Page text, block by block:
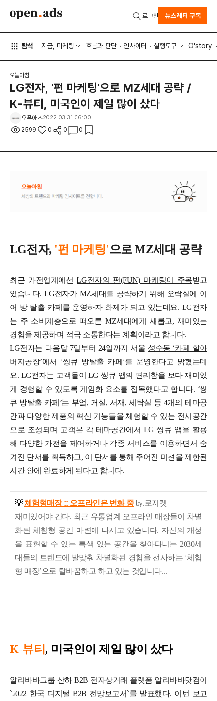
탐색 지금, 마케팅 흐름과 판단 인사이터 실행도구 O'story
로그인 뉴스레터 구독
오늘아침
LG전자, '펀 마케팅'으로 MZ세대 공략 /
K-뷰티, 미국인이 제일 많이 샀다
오픈애즈2022.03.31 06:00
2599 0 0 0
LG전자, '펀 마케팅'으로 MZ세대 공략
최근 가전업계에선LG전자의 펀(FUN) 마케팅이 주목받고
있습니다. LG전자가 MZ세대를 공략하기 위해 오락실에 이
어 방 탈출 카페를 운영하자 화제가 되고 있는데요. LG전자
는 주 소비계층으로 떠오른 MZ세대에게 새롭고, 재미있는
경험을 제공하며 적극 소통한다는 계획이라고 합니다.
LG전자는 다음달 7일부터 24일까지 서울 성수동 ‘카페 할아
버지공장’에서 ‘씽큐 방탈출 카페’를 운영한다고 밝혔는데
요. LG전자는 고객들이 LG 씽큐 앱의 편리함을 보다 재미있
게 경험할 수 있도록 게임화 요소를 접목했다고 합니다. ‘씽
큐 방탈출 카페’는 부엌, 거실, 서재, 세탁실 등 4개의 테마공
간과 다양한 제품의 혁신 기능들을 체험할 수 있는 전시공간
으로 조성되며 고객은 각 테마공간에서 LG 씽큐 앱을 활용
해 다양한 가전을 제어하거나 각종 서비스를 이용하면서 숨
겨진 단서를 획득하고, 이 단서를 통해 주어진 미션을 제한된
시간 안에 완료하게 된다고 합니다.
💡체험형매장 :: 오프라인은 변화 중 by.로지켓
재미있어야 간다. 최근 유통업계 오프라인 매장들이 차별
화된 체험형 공간 마련에 나서고 있습니다. 자신의 개성
을 표현할 수 있는 특색 있는 공간을 찾아다니는 2030세
대들의 트렌드에 발맞춰 차별화된 경험을 선사하는 ‘체험
형 매장’으로 탈바꿈하고 하고 있는 것입니다...
K-뷰티 , 미국인이 제일 많이 샀다
알리바바그룹 산하 B2B 전자상거래 플랫폼 알리바바닷컴이
`2022 한국 디지털 B2B 전망보고서`를 발표했다. 이번 보고